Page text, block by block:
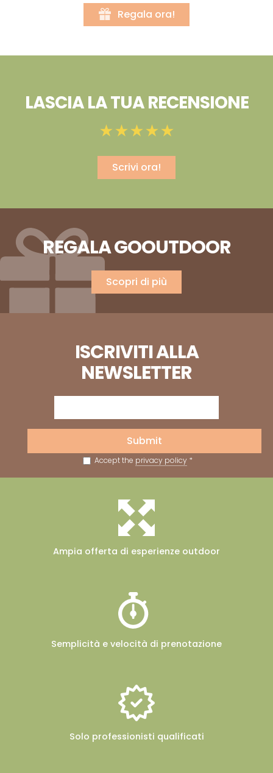
Regala ora!
LASCIA LA TUA RECENSIONE
Scrivi ora!
REGALA GOOUTDOOR
Scopri di più
ISCRIVITI ALLA
NEWSLETTER
Accept the privacy policy *
Submit
Ampia offerta di esperienze outdoor
Semplicità e velocità di prenotazione
Solo professionisti qualificati